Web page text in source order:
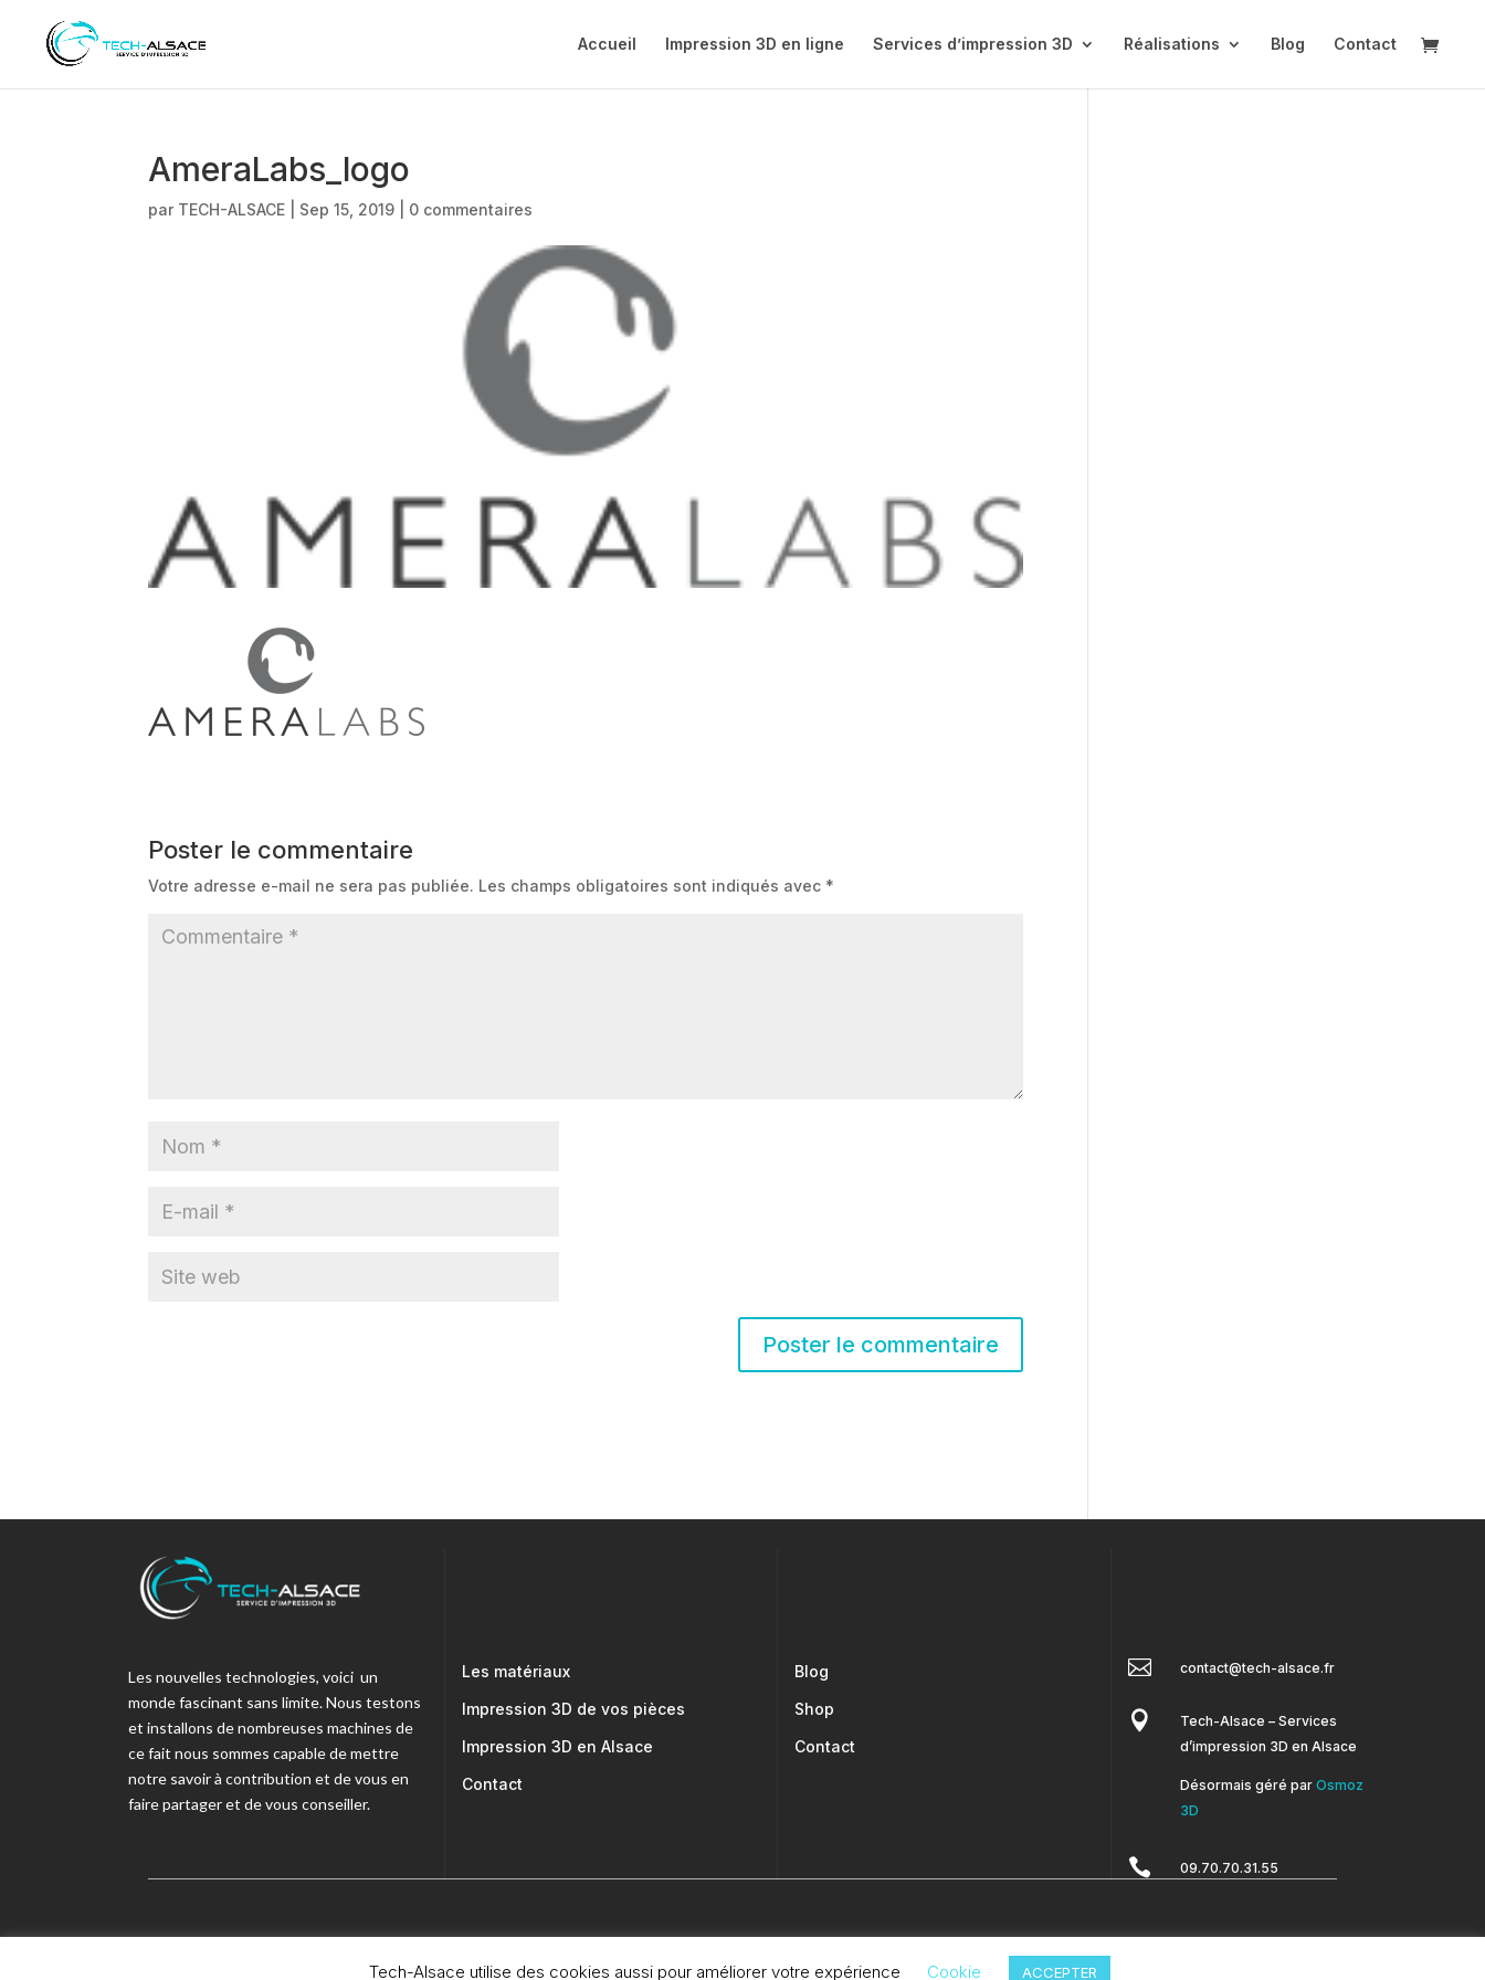
Accueil Impression 3D en ligne Services d’impression 3D Réalisations Blog Contact
AmeraLabs_logo
par TECH-ALSACE Sep 15, 2019 0 commentaires
Poster le commentaire
Votre adresse e-mail ne sera pas publiée. Les champs obligatoires sont indiqués avec *
Les nouvelles technologies, voici un
monde fascinant sans limite. Nous testons
et installons de nombreuses machines de
ce fait nous sommes capable de mettre
notre savoir à contribution et de vous en
faire partager et de vous conseiller.
Les matériaux
Impression 3D de vos pièces
Impression 3D en Alsace
Contact
Blog
Shop
Contact
 contact@tech-alsace.fr

Tech-Alsace – Services
d’impression 3D en Alsace
Désormais géré par Osmoz
3D
 09.70.70.31.55
Tech-Alsace utilise des cookies aussi pour améliorer votre expérience Cookie ACCEPTER